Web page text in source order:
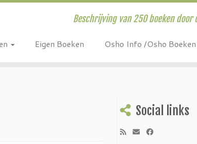
Beschrijving van 250 boeken door
Eigen Boeken Osho Info /Osho
Social links